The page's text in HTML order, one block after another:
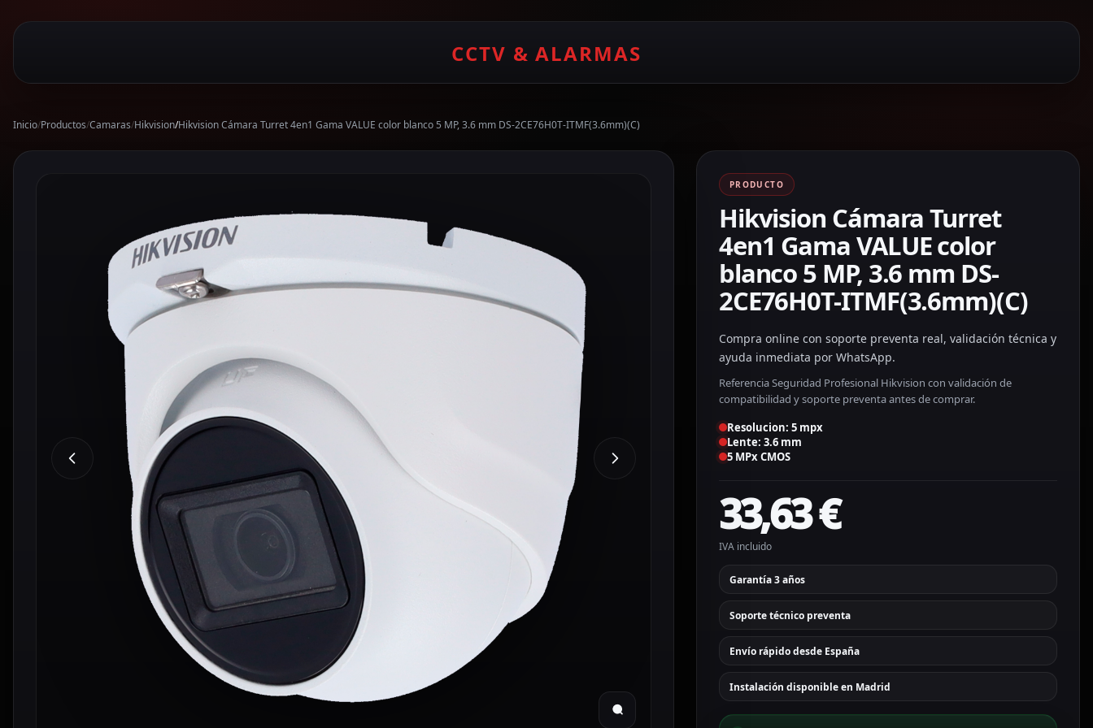
CCTV & ALARMAS
Inicio/Productos/Camaras/Hikvision/Hikvision Cámara Turret 4en1 Gama VALUE color blanco 5 MP, 3.6 mm DS-2CE76H0T-ITMF(3.6mm)(C)
PRODUCTO
Hikvision Cámara Turret
4en1 Gama VALUE color
blanco 5 MP, 3.6 mm DS-
2CE76H0T-ITMF(3.6mm)(C)
Compra online con soporte preventa real, validación técnica y
ayuda inmediata por WhatsApp.
Referencia Seguridad Profesional Hikvision con validación de
compatibilidad y soporte preventa antes de comprar.
Resolucion: 5 mpx
Lente: 3.6 mm
5 MPx CMOS
33,63€
IVA incluido
Garantía 3 años
Soporte técnico preventa
Envío rápido desde España
Instalación disponible en Madrid